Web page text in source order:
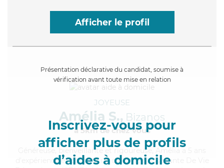
Afficher le profil
Présentation déclarative du candidat, soumise à
vérification avant toute mise en relation
Inscrivez-vous pour
afficher plus de profils
d’aides à domicile
JOYEUSE
Amélia S., Bizanos
à 5km de chez Vous
, bienveillante et rigoureuse, Amélia a 5 ans
d'expérience et possède un diplôme d'Assistante De Vie